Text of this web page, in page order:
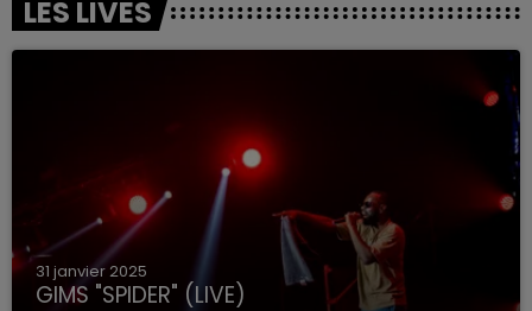
LES LIVES
31 janvier 2025
GIMS "SPIDER" (LIVE)